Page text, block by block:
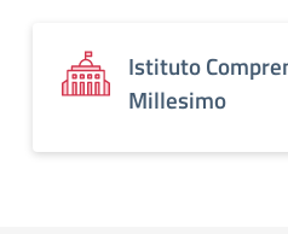
Istituto
Millesimo